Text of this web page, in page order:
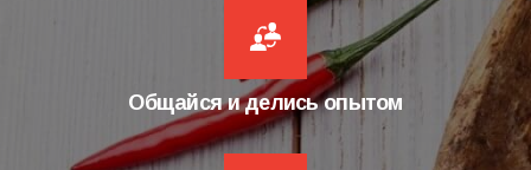
Общайся и делись опытом